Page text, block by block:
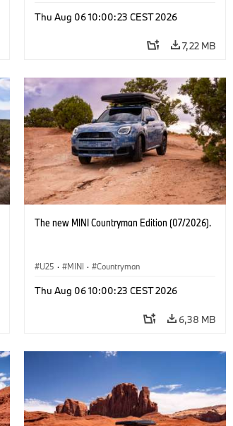
Thu Aug 06 10:00:23 CEST 2026
7,22 MB
The new MINI Countryman Edition (07/2026).
U25 · MINI · Countryman
Thu Aug 06 10:00:23 CEST 2026
6,38 MB